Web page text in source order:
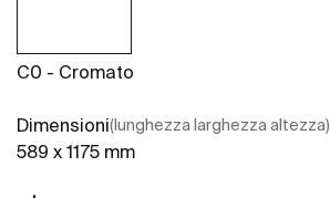
C0 - Cromato
Dimensioni(lunghezza larghezza altezza)
589 x 1175 mm